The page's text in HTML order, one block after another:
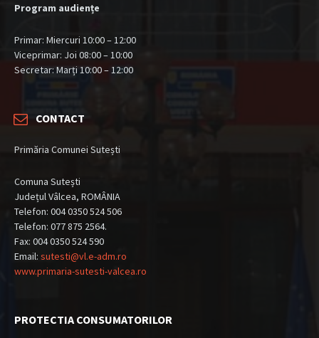
Program audiențe
Primar: Miercuri 10:00 – 12:00
Viceprimar: Joi 08:00 – 10:00
Secretar: Marți 10:00 – 12:00
CONTACT
Primăria Comunei Sutești
Comuna Sutești
Județul Vâlcea, ROMÂNIA
Telefon: 004 0350 524 506
Telefon: 077 875 2564.
Fax: 004 0350 524 590
Email: sutesti@vl.e-adm.ro
www.primaria-sutesti-valcea.ro
PROTECTIA CONSUMATORILOR